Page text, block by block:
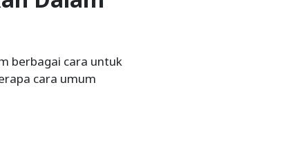
berbagai cara untuk
cara umum